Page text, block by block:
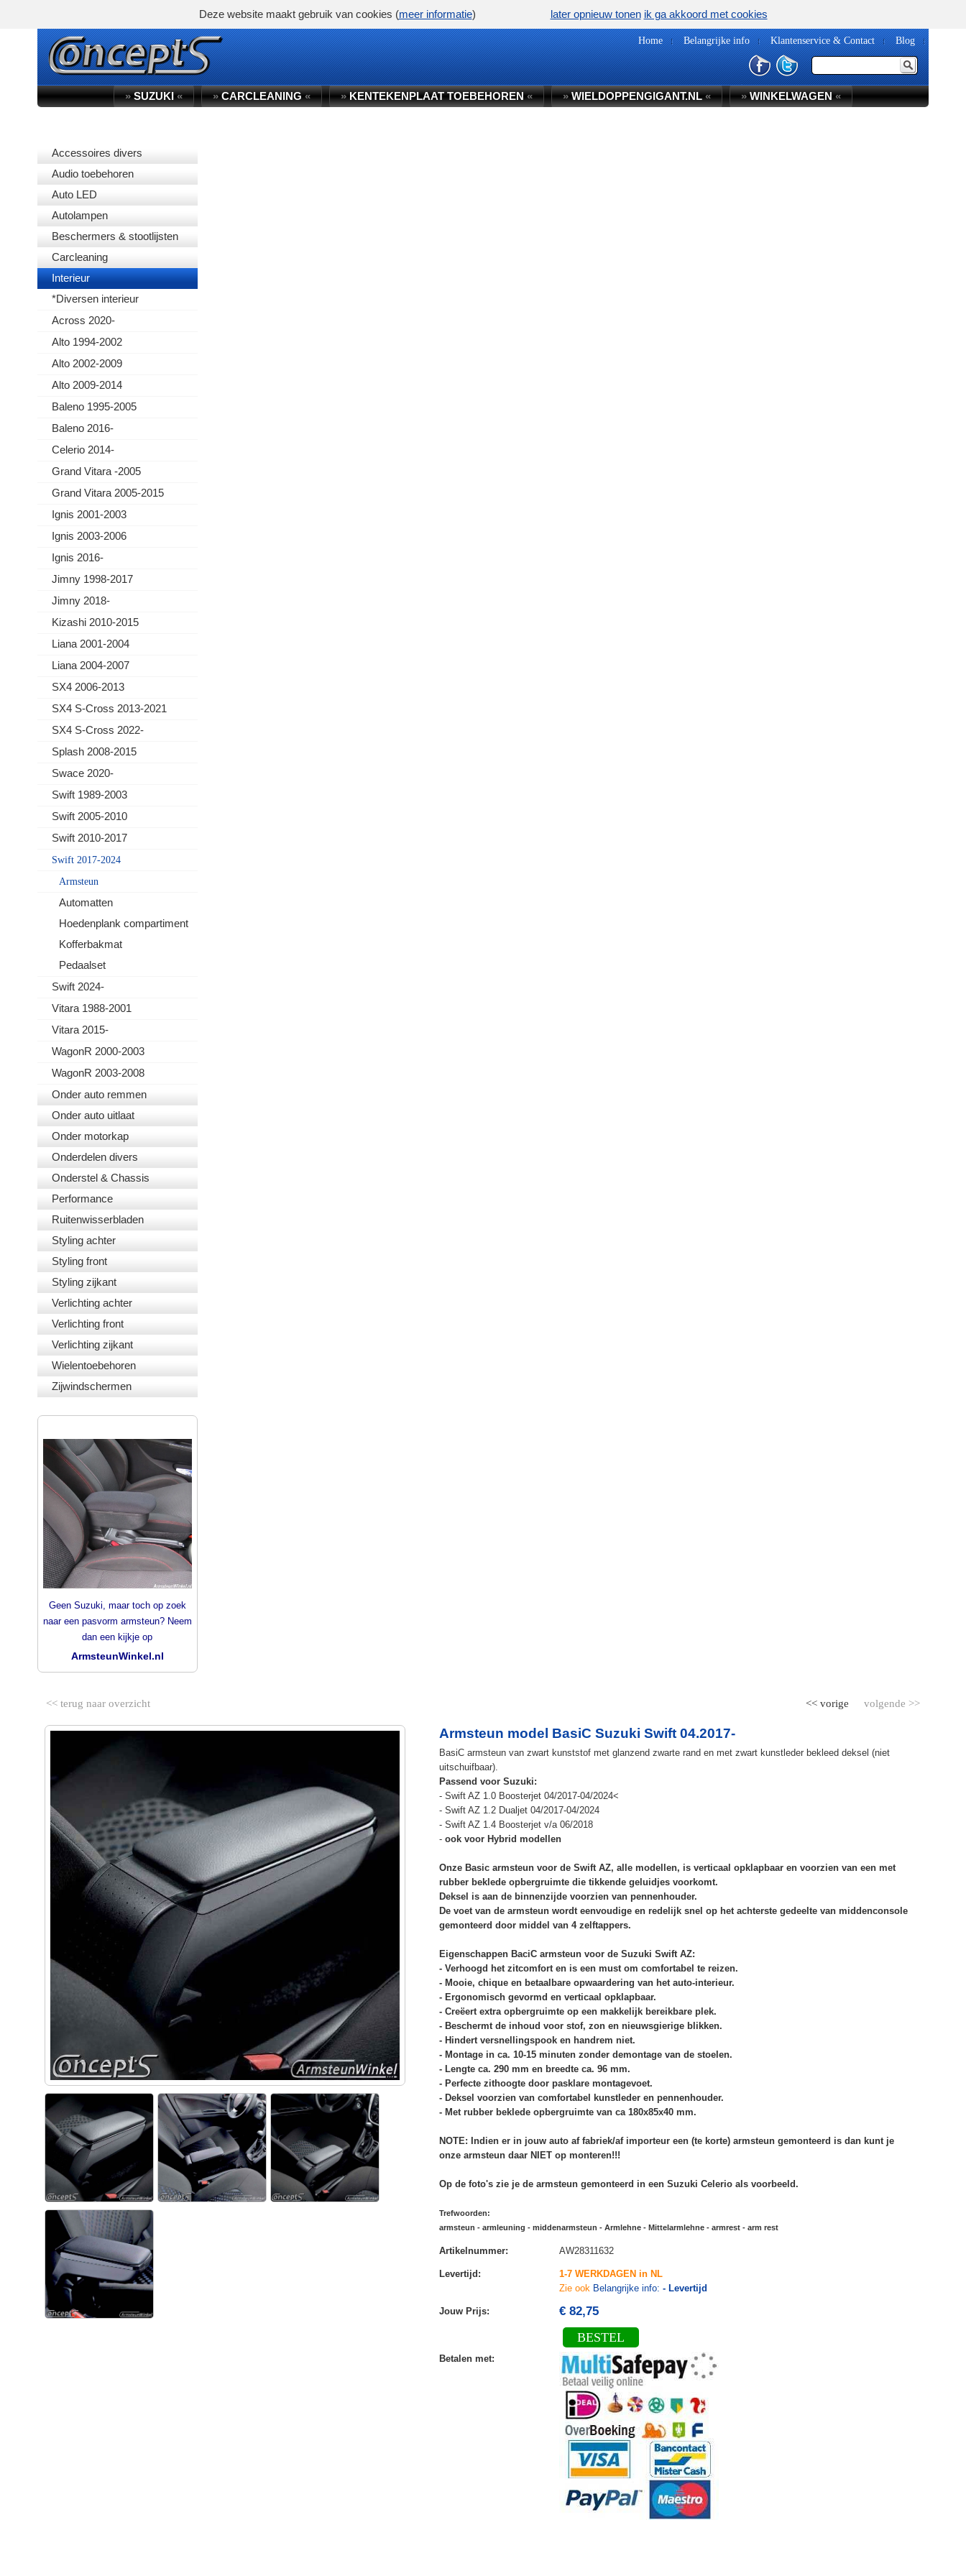
Home Belangrijke info Klantenservice & Contact Blog
»SUZUKI« »CARCLEANING« »KENTEKENPLAAT TOEBEHOREN« »WIELDOPPENGIGANT.NL« »WINKELWAGEN«
Accessoires divers
Audio toebehoren
Auto LED
Autolampen
Beschermers & stootlijsten
Carcleaning
Interieur
*Diversen interieur
Across 2020-
Alto 1994-2002
Alto 2002-2009
Alto 2009-2014
Baleno 1995-2005
Baleno 2016-
Celerio 2014-
Grand Vitara -2005
Grand Vitara 2005-2015
Ignis 2001-2003
Ignis 2003-2006
Ignis 2016-
Jimny 1998-2017
Jimny 2018-
Kizashi 2010-2015
Liana 2001-2004
Liana 2004-2007
SX4 2006-2013
SX4 S-Cross 2013-2021
SX4 S-Cross 2022-
Splash 2008-2015
Swace 2020-
Swift 1989-2003
Swift 2005-2010
Swift 2010-2017
Swift 2017-2024
Armsteun
Automatten
Hoedenplank compartiment
Kofferbakmat
Pedaalset
Swift 2024-
Vitara 1988-2001
Vitara 2015-
WagonR 2000-2003
WagonR 2003-2008
Onder auto remmen
Onder auto uitlaat
Onder motorkap
Onderdelen divers
Onderstel & Chassis
Performance
Ruitenwisserbladen
Styling achter
Styling front
Styling zijkant
Verlichting achter
Verlichting front
Verlichting zijkant
Wielentoebehoren
Zijwindschermen
Geen Suzuki, maar toch op zoek
naar een pasvorm armsteun? Neem
dan een kijkje op
ArmsteunWinkel.nl
<< terug naar overzicht volgende >>
<< vorige
Armsteun model BasiC Suzuki Swift 04.2017-
BasiC armsteun van zwart kunststof met glanzend zwarte rand en met zwart kunstleder bekleed deksel (niet
uitschuifbaar).
Passend voor Suzuki:
- Swift AZ 1.0 Boosterjet 04/2017-04/2024<
- Swift AZ 1.2 Dualjet 04/2017-04/2024
- Swift AZ 1.4 Boosterjet v/a 06/2018
- ook voor Hybrid modellen
Onze Basic armsteun voor de Swift AZ, alle modellen, is verticaal opklapbaar en voorzien van een met
rubber beklede opbergruimte die tikkende geluidjes voorkomt.
Deksel is aan de binnenzijde voorzien van pennenhouder.
De voet van de armsteun wordt eenvoudige en redelijk snel op het achterste gedeelte van middenconsole
gemonteerd door middel van 4 zelftappers.
Eigenschappen BaciC armsteun voor de Suzuki Swift AZ:
- Verhoogd het zitcomfort en is een must om comfortabel te reizen.
- Mooie, chique en betaalbare opwaardering van het auto-interieur.
- Ergonomisch gevormd en verticaal opklapbaar.
- Creëert extra opbergruimte op een makkelijk bereikbare plek.
- Beschermt de inhoud voor stof, zon en nieuwsgierige blikken.
- Hindert versnellingspook en handrem niet.
- Montage in ca. 10-15 minuten zonder demontage van de stoelen.
- Lengte ca. 290 mm en breedte ca. 96 mm.
- Perfecte zithoogte door pasklare montagevoet.
- Deksel voorzien van comfortabel kunstleder en pennenhouder.
- Met rubber beklede opbergruimte van ca 180x85x40 mm.
NOTE: Indien er in jouw auto af fabriek/af importeur een (te korte) armsteun gemonteerd is dan kunt je
onze armsteun daar NIET op monteren!!!
Op de foto's zie je de armsteun gemonteerd in een Suzuki Celerio als voorbeeld.
Trefwoorden:
armsteun - armleuning - middenarmsteun - Armlehne - Mittelarmlehne - armrest - arm rest
Artikelnummer: AW28311632
Levertijd:
1-7 WERKDAGEN in NL
Zie ook Belangrijke info: - Levertijd
Jouw Prijs: € 82,75
BESTEL
Betalen met:
Deze website maakt gebruik van cookies (meer informatie) later opnieuw tonen ik ga akkoord met cookies